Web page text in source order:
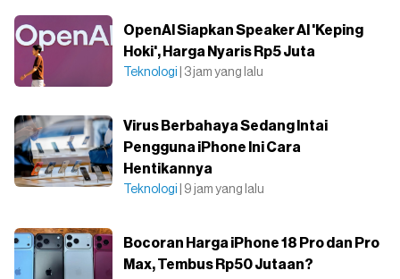
OpenAI Siapkan Speaker AI 'Keping
Hoki', Harga Nyaris Rp5 Juta
Teknologi | 3 jam yang lalu
Virus Berbahaya Sedang Intai
Pengguna iPhone Ini Cara
Hentikannya
Teknologi | 9 jam yang lalu
Bocoran Harga iPhone 18 Pro dan Pro
Max, Tembus Rp50 Jutaan?